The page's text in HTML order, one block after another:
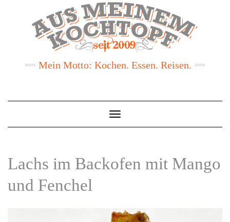
Mein Motto: Kochen. Essen. Reisen.
Toggle
Navigation
Lachs im Backofen mit Mango
und Fenchel